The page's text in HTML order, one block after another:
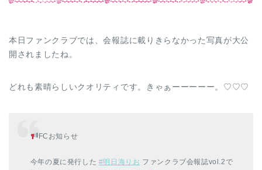
本日ファンクラブでは、会報誌に載りきらなかった写真が大公
開されましたね。
どれも素晴らしいクオリティです。きゃぁーーーーー。♡♡♡
FCお知らせ
今年の夏に発行した #明日海りお ファンクラブ会報誌vol.2で